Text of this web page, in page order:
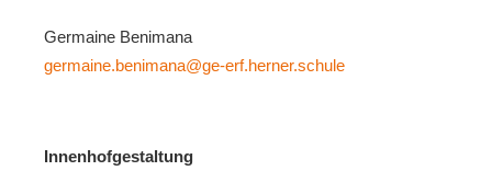
Germaine Benimana
germaine.benimana@ge-erf.herner.schule
Innenhofgestaltung